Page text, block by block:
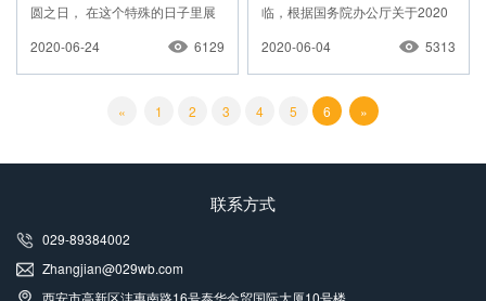
圆之日， 在这个特殊的日子里展
份端午礼品。
2020-06-24 6129
临，根据国务院办公厅关于2020
司实际情况，现将2020年中秋
节、国庆节放假安排通知如下
2020-06-04 5313
« 1 2 3 4 5 6 »
联系方式
029-89384002
Zhangjian@029wb.com
西安市高新区沣惠南路16号泰华金贸国际大厦10号楼